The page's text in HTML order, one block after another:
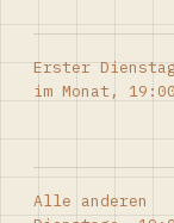
Erster Dienstag
im Monat, 19:00
Alle anderen